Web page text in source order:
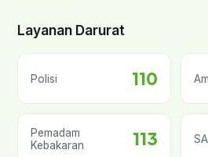
Layanan Darurat
Polisi 110
Pemadam
Kebakaran
113